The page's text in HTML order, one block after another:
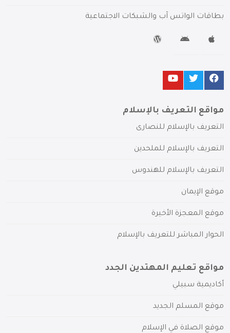
بطاقات الواتس آب والشبكات الاجتماعية
مواقع التعريف بالإسلام
التعريف بالإسلام للنصارى
التعريف بالإسلام للملحدين
التعريف بالإسلام للهندوس
موقع الإيمان
موقع المعجزة الأخيرة
الحوار المباشر للتعريف بالإسلام
مواقع تعليم المهتدين الجدد
أكاديمية سبيلي
موقع المسلم الجديد
موقع الصلاة في الإسلام